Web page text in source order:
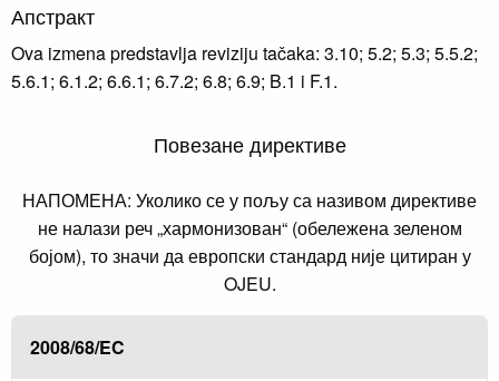
Апстракт
Ova izmena predstavlja reviziju tačaka: 3.10; 5.2; 5.3; 5.5.2;
5.6.1; 6.1.2; 6.6.1; 6.7.2; 6.8; 6.9; B.1 i F.1.
Повезане директиве
НАПОМЕНА: Уколико се у пољу са називом директиве
не налази реч „хармонизован“ (обележена зеленом
бојом), то значи да европски стандард није цитиран у
OJEU.
2008/68/EC